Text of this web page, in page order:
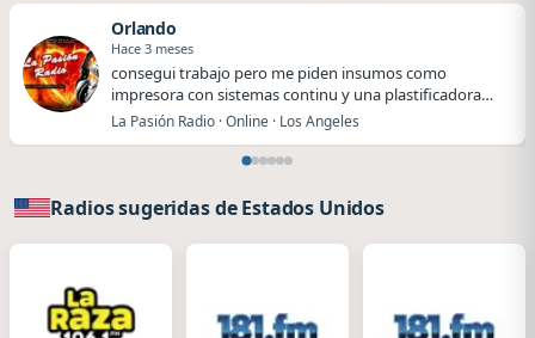
Orlando
Hace 3 meses
​​consegui trabajo pero me piden insumos como
impresora con sistemas continu y una plastificadora
me…
La Pasión Radio · Online · Los Angeles
Radios sugeridas de Estados Unidos